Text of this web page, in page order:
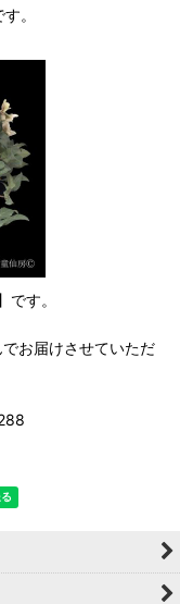
。
す。
お届けさせていただ